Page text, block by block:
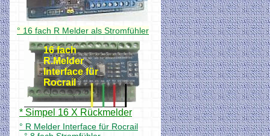
° 16 fach R Melder als Stromfühler
° R Melder Interface für Rocrail
* Simpel 16 X Rückmelder
16 fach
R.Melder
Interface für
Rocrail